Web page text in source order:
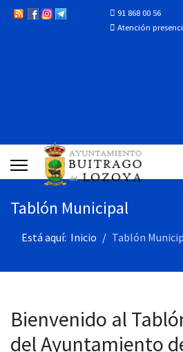
91 868 00 56
Atención
Tablón Municipal
Está aquí: Inicio Tablón
Bienvenido al
del Ayuntamiento